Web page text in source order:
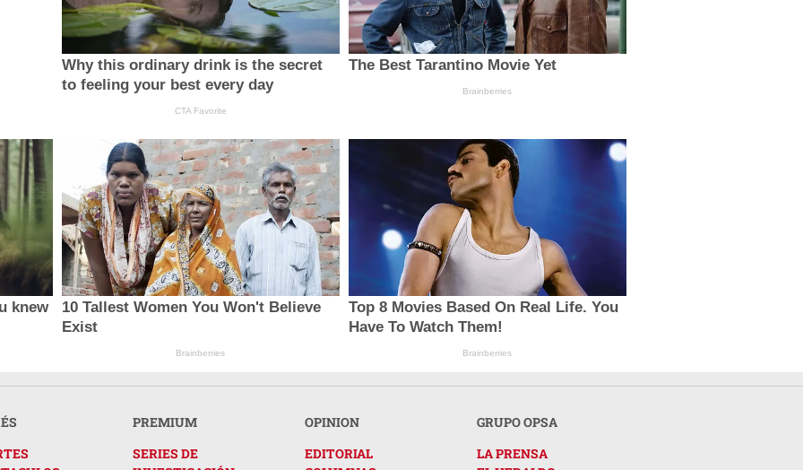
Why this ordinary drink is the secret
to feeling your best every day
CTA Favorite
The Best Tarantino Movie Yet
Brainberries
knew
10 Tallest Women You Won't Believe
Exist
Brainberries
Top 8 Movies Based On Real Life. You
Have To Watch Them!
Brainberries
PREMIUM
SERIES DE
OPINION
EDITORIAL
GRUPO OPSA
LA PRENSA